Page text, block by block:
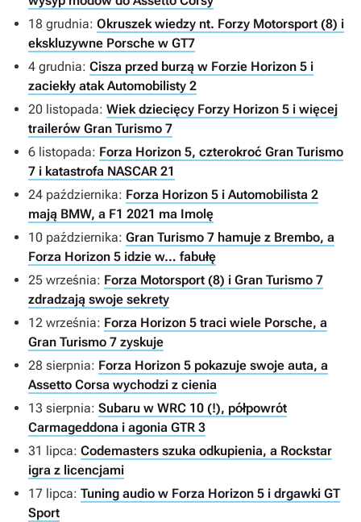
18 grudnia: Okruszek wiedzy nt. Forzy Motorsport (8) i
ekskluzywne Porsche w GT7
4 grudnia: Cisza przed burzą w Forzie Horizon 5 i
zaciekły atak Automobilisty 2
20 listopada: Wiek dziecięcy Forzy Horizon 5 i więcej
trailerów Gran Turismo 7
6 listopada: Forza Horizon 5, czterokroć Gran Turismo
7 i katastrofa NASCAR 21
24 października: Forza Horizon 5 i Automobilista 2
mają BMW, a F1 2021 ma Imolę
10 października: Gran Turismo 7 hamuje z Brembo, a
Forza Horizon 5 idzie w… fabułę
25 września: Forza Motorsport (8) i Gran Turismo 7
zdradzają swoje sekrety
12 września: Forza Horizon 5 traci wiele Porsche, a
Gran Turismo 7 zyskuje
28 sierpnia: Forza Horizon 5 pokazuje swoje auta, a
Assetto Corsa wychodzi z cienia
13 sierpnia: Subaru w WRC 10 (!), półpowrót
Carmageddona i agonia GTR 3
31 lipca: Codemasters szuka odkupienia, a Rockstar
igra z licencjami
17 lipca: Tuning audio w Forza Horizon 5 i drgawki GT
Sport